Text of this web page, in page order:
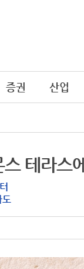
증권 산업
스 테라스
도